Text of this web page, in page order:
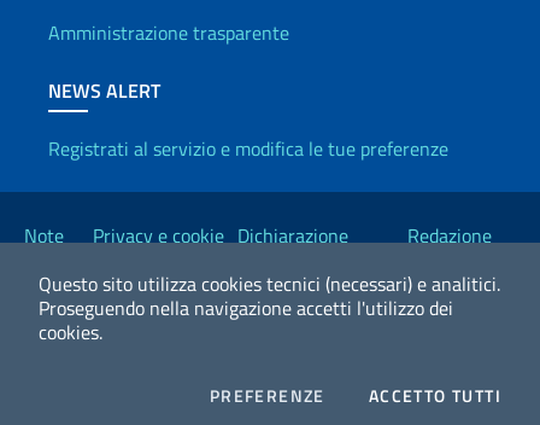
Questo sito utilizza cookies tecnici (necessari) e analitici.
Proseguendo nella navigazione accetti l'utilizzo dei
cookies.
PREFERENZE COOKIESACCETTO TUTTI
Amministrazione trasparente
NEWS ALERT
Registrati al servizio e modifica le tue preferenze
Link Utili
Note
Privacy e cookie Dichiarazione
Redazione